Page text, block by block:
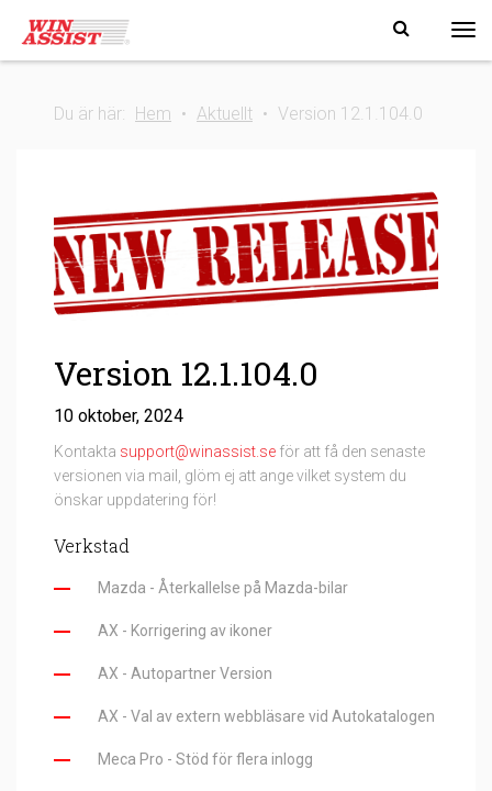
Du är här: Hem • Aktuellt • Version 12.1.104.0
Version 12.1.104.0
10 oktober, 2024
Kontakta support@winassist.se för att få den senaste
versionen via mail, glöm ej att ange vilket system du
önskar uppdatering för!
Verkstad​​
Mazda - Återkallelse på Mazda-bilar
AX - Korrigering av ikoner
AX - Autopartner Version
AX - Val av extern webbläsare vid Autokatalogen
Meca Pro - Stöd för flera inlogg